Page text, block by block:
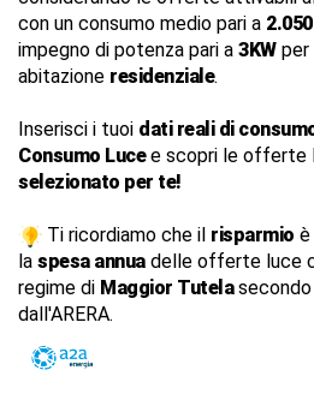
con un consumo medio pari a
impegno di potenza pari a 3KWper
abitazione residenziale.
Inserisci i tuoi dati reali di
Consumo Lucee scopri le offerte
selezionato per te!
Ti ricordiamo che il risparmio
la spesa annuadelle offerte luce
regime di Maggior Tutela
dall'ARERA.